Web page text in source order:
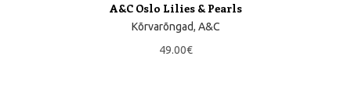
A&C Oslo Lilies & Pearls
Kõrvarõngad, A&C
49.00€